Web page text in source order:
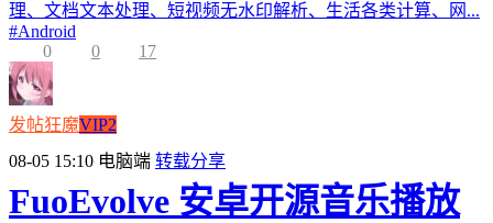
理、文档文本处理、短视频无水印解析、生活各类计算、网...
#Android
0
0 17
发帖狂魔VIP2
08-05 15:10 电脑端 转载分享
FuoEvolve 安卓开源音乐播放